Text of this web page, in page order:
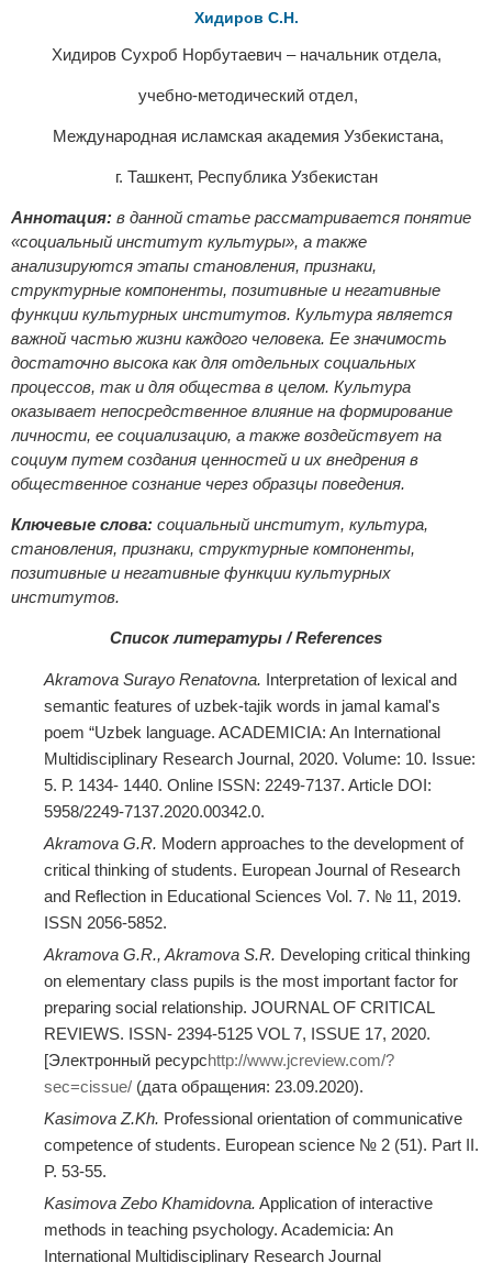
Хидиров С.Н.
Хидиров Сухроб Норбутаевич – начальник отдела,
учебно-методический отдел,
Международная исламская академия Узбекистана,
г. Ташкент, Республика Узбекистан
Аннотация: в данной статье рассматривается понятие
«социальный институт культуры», а также
анализируются этапы становления, признаки,
структурные компоненты, позитивные и негативные
функции культурных институтов. Культура является
важной частью жизни каждого человека. Ее значимость
достаточно высока как для отдельных социальных
процессов, так и для общества в целом. Культура
оказывает непосредственное влияние на формирование
личности, ее социализацию, а также воздействует на
социум путем создания ценностей и их внедрения в
общественное сознание через образцы поведения.
Ключевые слова: социальный институт, культура,
становления, признаки, структурные компоненты,
позитивные и негативные функции культурных
институтов.
Список литературы / References
Akramova Surayo Renatovna. Interpretation of lexical and
semantic features of uzbek-tajik words in jamal kamal's
poem “Uzbek language. ACADEMICIA: An International
Multidisciplinary Research Journal, 2020. Volume: 10. Issue:
5. Р. 1434- 1440. Online ISSN: 2249-7137. Article DOI:
5958/2249-7137.2020.00342.0.
Akramova G.R. Modern approaches to the development of
critical thinking of students. European Journal of Research
and Reflection in Educational Sciences Vol. 7. № 11, 2019.
ISSN 2056-5852.
Akramova G.R., Akramova S.R. Developing critical thinking
on elementary class pupils is the most important factor for
preparing social relationship. JOURNAL OF CRITICAL
REVIEWS. ISSN- 2394-5125 VOL 7, ISSUE 17, 2020.
[Электронный ресурсhttp://www.jcreview.com/?
sec=cissue/ (дата обращения: 23.09.2020).
Kasimova Z.Kh. Professional orientation of communicative
competence of students. European science № 2 (51). Part II.
P. 53-55.
Kasimova Zebo Khamidovna. Application of interactive
methods in teaching psychology. Academicia: An
International Multidisciplinary Research Journal